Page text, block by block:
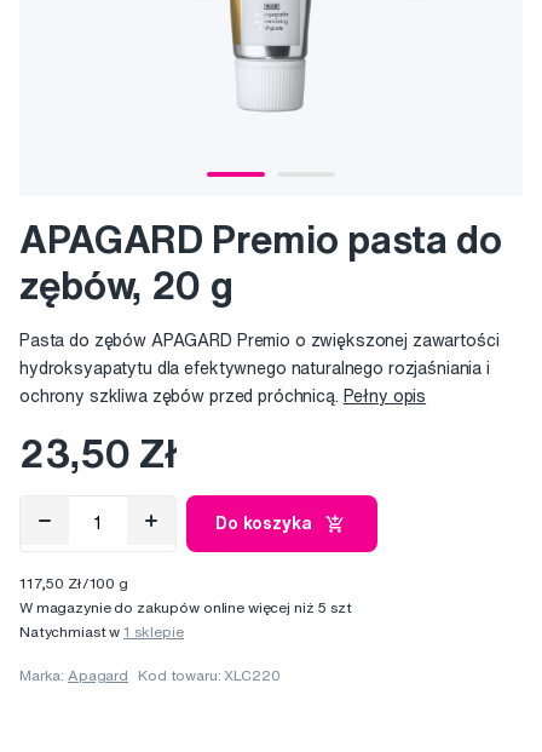
APAGARD Premio pasta do
zębów, 20 g
Pasta do zębów APAGARD Premio o zwiększonej zawartości
hydroksyapatytu dla efektywnego naturalnego rozjaśniania i
ochrony szkliwa zębów przed próchnicą. Pełny opis
23,50 Zł
Do koszyka
117,50 Zł/100 g
W magazynie do zakupów online więcej niż 5 szt
Natychmiast w1 sklepie
Marka: Apagard Kod towaru: XLC220